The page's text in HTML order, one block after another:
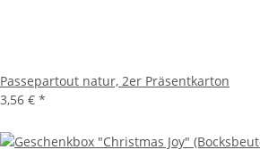
Passepartout natur, 2er Präsentkarton
3,56 € *